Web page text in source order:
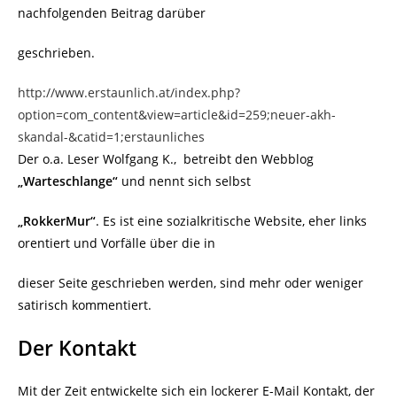
nachfolgenden Beitrag darüber
geschrieben.
http://www.erstaunlich.at/index.php?
option=com_content&view=article&id=259;neuer-akh-
skandal-&catid=1;erstaunliches
Der o.a. Leser Wolfgang K., betreibt den Webblog
„Warteschlange“ und nennt sich selbst
„RokkerMur“. Es ist eine sozialkritische Website, eher links
orentiert und Vorfälle über die in
dieser Seite geschrieben werden, sind mehr oder weniger
satirisch kommentiert.
Der Kontakt
Mit der Zeit entwickelte sich ein lockerer E-Mail Kontakt, der